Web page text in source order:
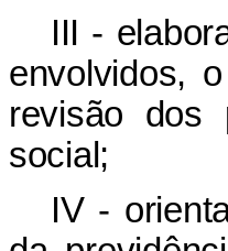
III -
envolvidos,
revisão dos
social;
IV -